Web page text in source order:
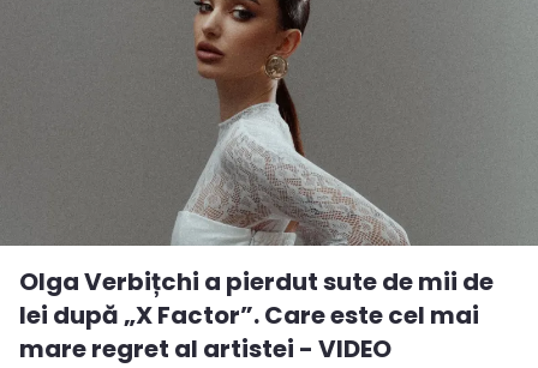
Olga Verbițchi a pierdut sute de mii de
lei după „X Factor”. Care este cel mai
mare regret al artistei - VIDEO